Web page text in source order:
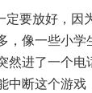
要放好，因
，像一些小
然进了一个电
中断这个游戏